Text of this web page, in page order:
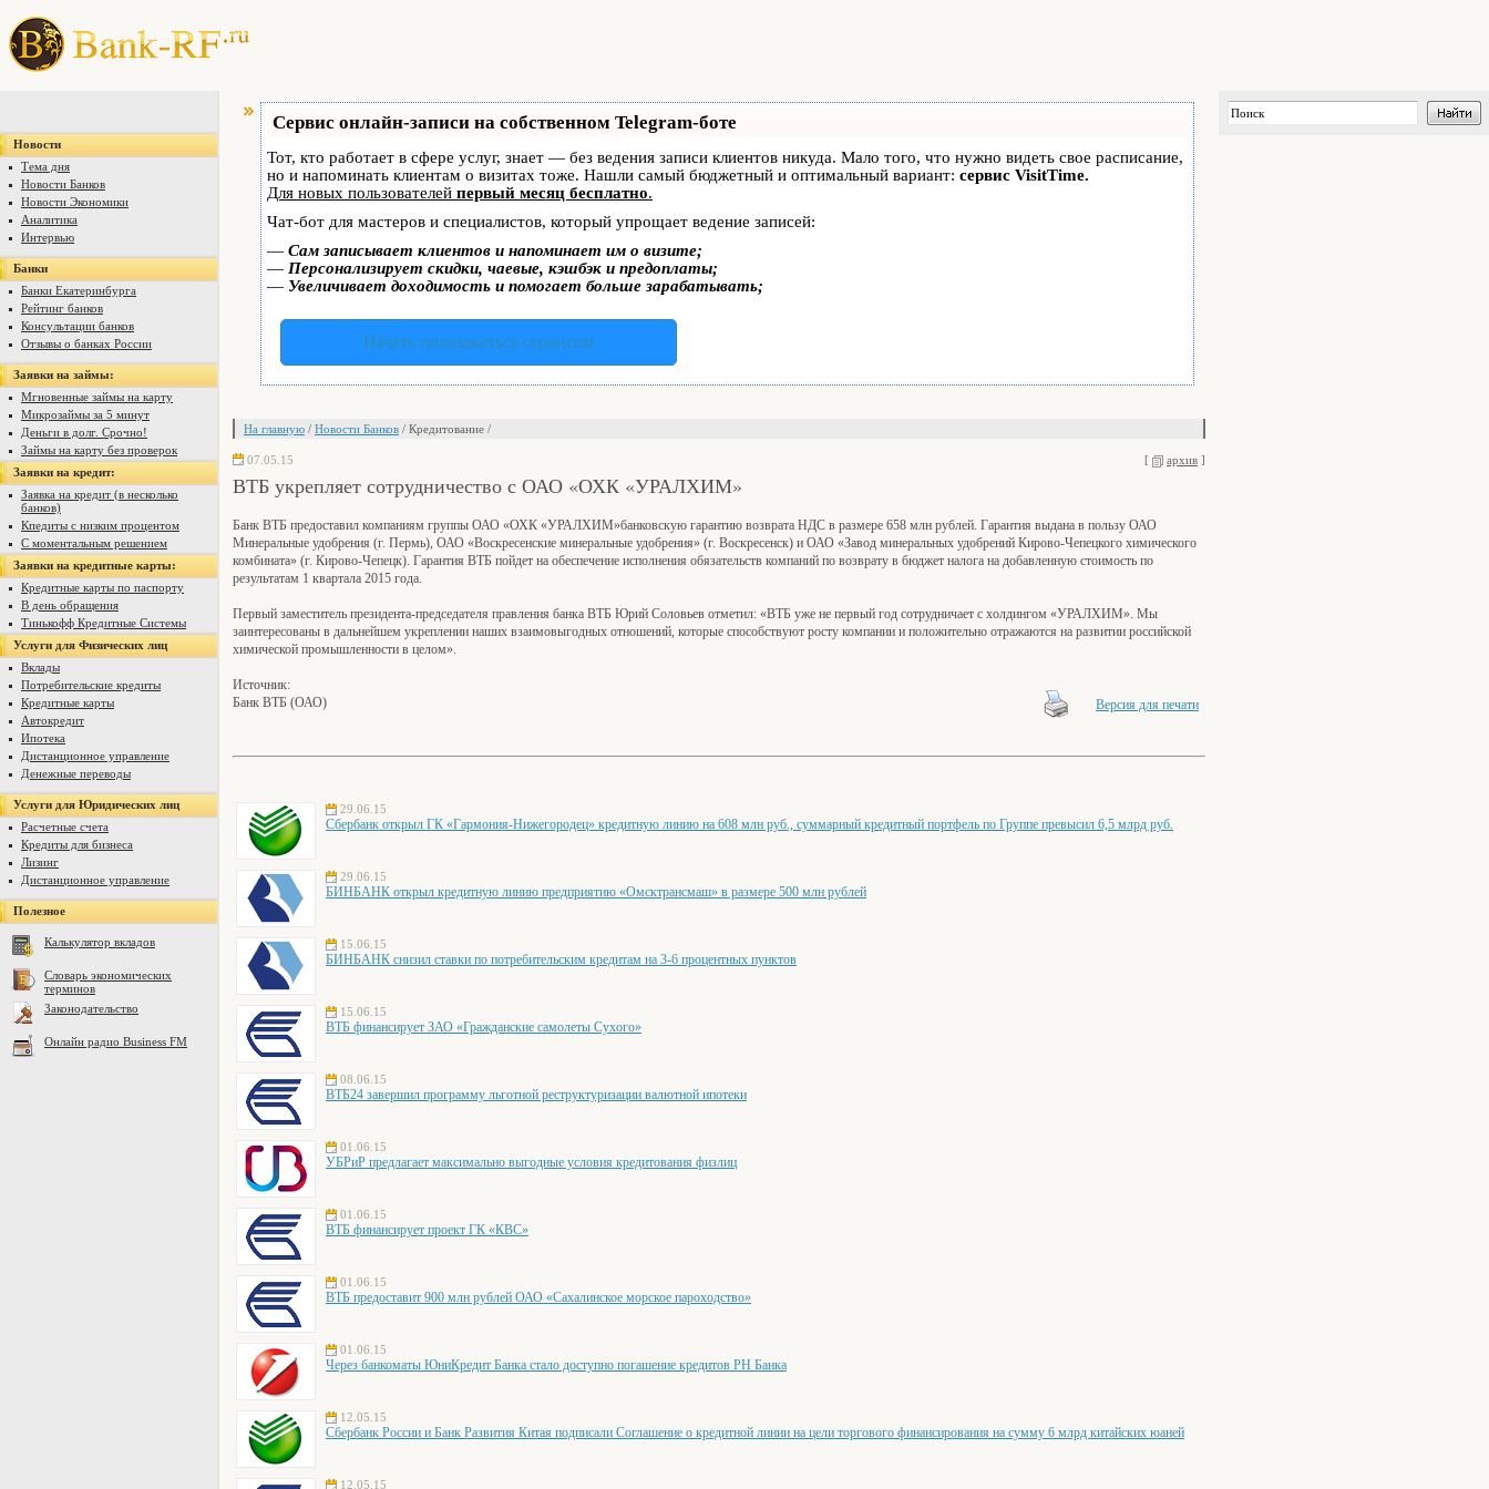
Новости
Тема дня
Новости Банков
Новости Экономики
Аналитика
Интервью
Банки
Банки Екатеринбурга
Рейтинг банков
Консультации банков
Отзывы о банках России
Заявки на займы:
Мгновенные займы на карту
Микрозаймы за 5 минут
Деньги в долг. Срочно!
Займы на карту без проверок
Заявки на кредит:
Заявка на кредит (в несколько
банков)
Кпедиты с низким процентом
С моментальным решением
Заявки на кредитные карты:
Кредитные карты по паспорту
В день обращения
Тинькофф Кредитные Системы
Услуги для Физических лиц
Вклады
Потребительские кредиты
Кредитные карты
Автокредит
Ипотека
Дистанционное управление
Денежные переводы
Услуги для Юридических лиц
Расчетные счета
Кредиты для бизнеса
Лизинг
Дистанционное управление
Полезное
Калькулятор вкладов
Словарь экономических
терминов
Законодательство
Онлайн радио Business FM
Сервис онлайн-записи на собственном Telegram-боте
Тот, кто работает в сфере услуг, знает — без ведения записи клиентов никуда. Мало того, что нужно видеть свое расписание,
но и напоминать клиентам о визитах тоже. Нашли самый бюджетный и оптимальный вариант: сервис VisitTime.
Для новых пользователей первый месяц бесплатно.
Чат-бот для мастеров и специалистов, который упрощает ведение записей:
— Сам записывает клиентов и напоминает им о визите;
— Персонализирует скидки, чаевые, кэшбэк и предоплаты;
— Увеличивает доходимость и помогает больше зарабатывать;
Начать пользоваться сервисом
На главную / Новости Банков / Кредитование /
[ архив ]
07.05.15
ВТБ укрепляет сотрудничество с ОАО «ОХК «УРАЛХИМ»
Банк ВТБ предоставил компаниям группы ОАО «ОХК «УРАЛХИМ»банковскую гарантию возврата НДС в размере 658 млн рублей. Гарантия выдана в пользу ОАО
Минеральные удобрения (г. Пермь), ОАО «Воскресенские минеральные удобрения» (г. Воскресенск) и ОАО «Завод минеральных удобрений Кирово-Чепецкого химического
комбината» (г. Кирово-Чепецк). Гарантия ВТБ пойдет на обеспечение исполнения обязательств компаний по возврату в бюджет налога на добавленную стоимость по
результатам 1 квартала 2015 года.
Первый заместитель президента-председателя правления банка ВТБ Юрий Соловьев отметил: «ВТБ уже не первый год сотрудничает с холдингом «УРАЛХИМ». Мы
заинтересованы в дальнейшем укреплении наших взаимовыгодных отношений, которые способствуют росту компании и положительно отражаются на развитии российской
химической промышленности в целом».
Источник:
Банк ВТБ (ОАО)
Версия для печати
29.06.15
Сбербанк открыл ГК «Гармония-Нижегородец» кредитную линию на 608 млн руб., суммарный кредитный портфель по Группе превысил 6,5 млрд руб.
29.06.15
БИНБАНК открыл кредитную линию предприятию «Омсктрансмаш» в размере 500 млн рублей
15.06.15
БИНБАНК снизил ставки по потребительским кредитам на 3-6 процентных пунктов
15.06.15
ВТБ финансирует ЗАО «Гражданские самолеты Сухого»
08.06.15
ВТБ24 завершил программу льготной реструктуризации валютной ипотеки
01.06.15
УБРиР предлагает максимально выгодные условия кредитования физлиц
01.06.15
ВТБ финансирует проект ГК «КВС»
01.06.15
ВТБ предоставит 900 млн рублей ОАО «Сахалинское морское пароходство»
01.06.15
Через банкоматы ЮниКредит Банка стало доступно погашение кредитов РН Банка
12.05.15
Сбербанк России и Банк Развития Китая подписали Соглашение о кредитной линии на цели торгового финансирования на сумму 6 млрд китайских юаней
12.05.15